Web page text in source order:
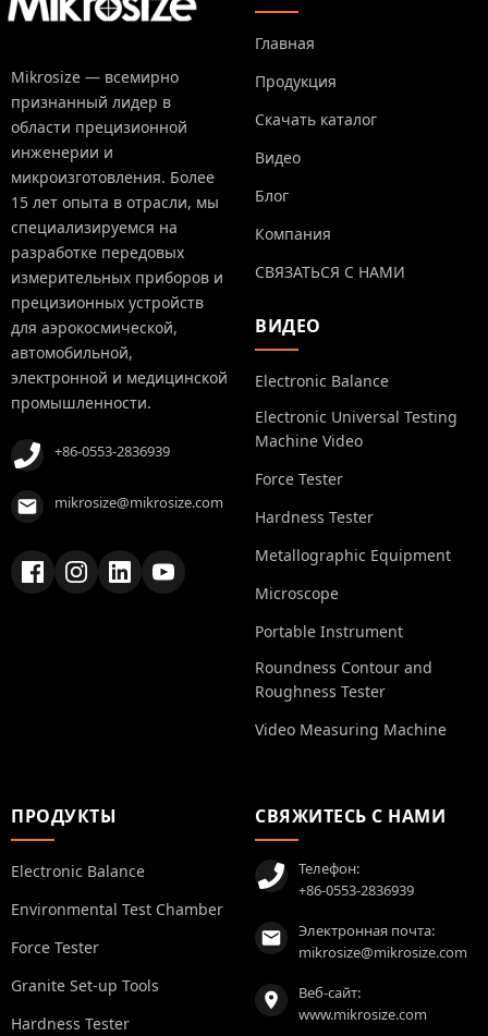
Mikrosize — всемирно
признанный лидер в
области прецизионной
инженерии и
микроизготовления. Более
15 лет опыта в отрасли, мы
специализируемся на
разработке передовых
измерительных приборов и
прецизионных устройств
для аэрокосмической,
автомобильной,
электронной и медицинской
промышленности.
+86-0553-2836939
mikrosize@mikrosize.com
Главная
Продукция
Скачать каталог
Видео
Блог
Компания
СВЯЗАТЬСЯ С НАМИ
ВИДЕО
Electronic Balance
Electronic Universal Testing
Machine Video
Force Tester
Hardness Tester
Metallographic Equipment
Microscope
Portable Instrument
Roundness Contour and
Roughness Tester
Video Measuring Machine
ПРОДУКТЫ
Electronic Balance
Environmental Test Chamber
Force Tester
Granite Set-up Tools
Hardness Tester
СВЯЖИТЕСЬ С НАМИ
Телефон:
+86-0553-2836939
Электронная почта:
mikrosize@mikrosize.com
Веб-сайт:
www.mikrosize.com